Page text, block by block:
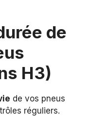
de
H3)
de vos pneus
réguliers.